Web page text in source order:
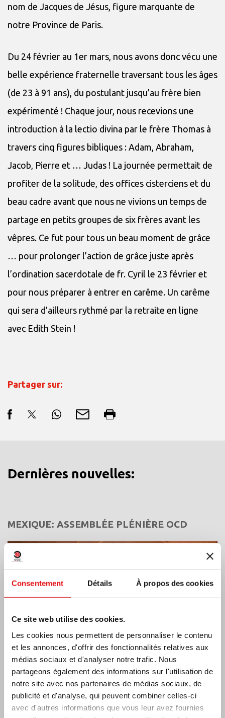
Consentement Détails À propos des cookies
Ce site web utilise des cookies.
Les cookies nous permettent de personnaliser le contenu
et les annonces, d'offrir des fonctionnalités relatives aux
médias sociaux et d'analyser notre trafic. Nous
partageons également des informations sur l'utilisation de
notre site avec nos partenaires de médias sociaux, de
publicité et d'analyse, qui peuvent combiner celles-ci
avec d'autres informations que vous leur avez fournies
nom de Jacques de Jésus, figure marquante de
notre Province de Paris.
Du 24 février au 1er mars, nous avons donc vécu une
belle expérience fraternelle traversant tous les âges
(de 23 à 91 ans), du postulant jusqu’au frère bien
expérimenté ! Chaque jour, nous recevions une
introduction à la lectio divina par le frère Thomas à
travers cinq figures bibliques : Adam, Abraham,
Jacob, Pierre et … Judas ! La journée permettait de
profiter de la solitude, des offices cisterciens et du
beau cadre avant que nous ne vivions un temps de
partage en petits groupes de six frères avant les
vêpres. Ce fut pour tous un beau moment de grâce
… pour prolonger l’action de grâce juste après
l’ordination sacerdotale de fr. Cyril le 23 février et
pour nous préparer à entrer en carême. Un carême
qui sera d’ailleurs rythmé par la retraite en ligne
avec Edith Stein !
Partager sur:
Dernières nouvelles:
MEXIQUE: ASSEMBLÉE PLÉNIÈRE OCD
Inde : Bénédiction et inauguration du musée
Lumen Carmeli